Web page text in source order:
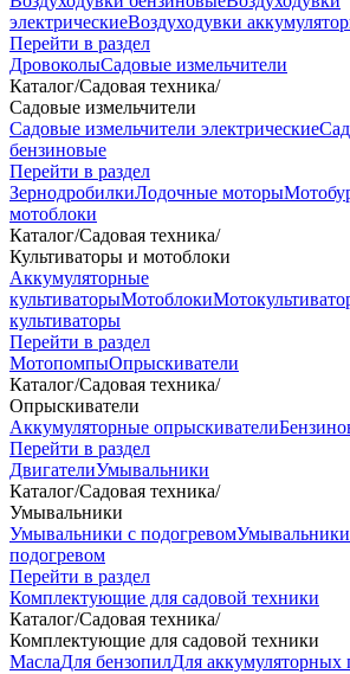
электрическиеВоздуходувки
Перейти в раздел
ДровоколыСадовые измельчители
Каталог/Садовая техника/
Садовые измельчители
Садовые измельчители электрические
бензиновые
Перейти в раздел
ЗернодробилкиЛодочные моторы
мотоблоки
Каталог/Садовая техника/
Культиваторы и мотоблоки
Аккумуляторные
культиваторыМотоблоки
культиваторы
Перейти в раздел
МотопомпыОпрыскиватели
Каталог/Садовая техника/
Опрыскиватели
Аккумуляторные опрыскиватели
Перейти в раздел
ДвигателиУмывальники
Каталог/Садовая техника/
Умывальники
Умывальники с подогревомУмывальники
подогревом
Перейти в раздел
Комплектующие для садовой техники
Каталог/Садовая техника/
Комплектующие для садовой техники
МаслаДля бензопилДля аккумуляторных